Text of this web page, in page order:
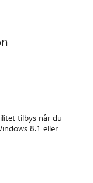
tilbys når du
8.1 eller